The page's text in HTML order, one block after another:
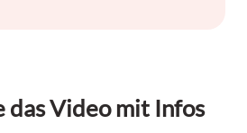
das Video mit Infos